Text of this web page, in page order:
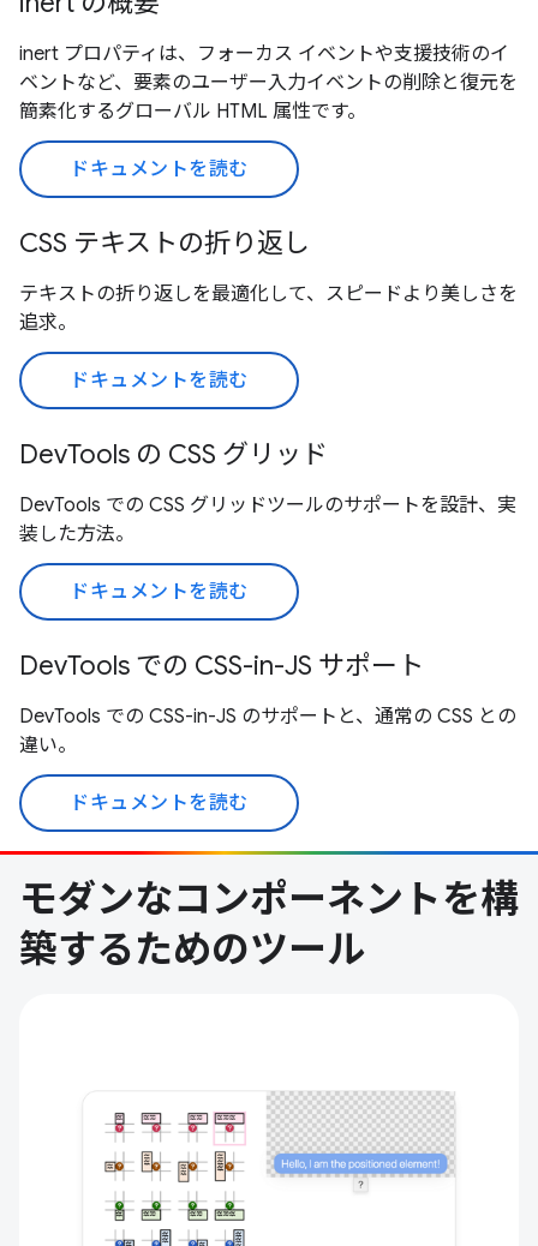
inert プロパティは、フォーカス イベントや支援技術のイ
ベントなど、要素のユーザー入力イベントの削除と復元を
簡素化するグローバル HTML 属性です。
ドキュメントを読む
CSS テキストの折り返し
テキストの折り返しを最適化して、スピードより美しさを
追求。
ドキュメントを読む
DevTools の CSS グリッド
DevTools での CSS グリッドツールのサポートを設計、実
装した方法。
ドキュメントを読む
DevTools での CSS-in-JS サポート
DevTools での CSS-in-JS のサポートと、通常の CSS との
違い。
ドキュメントを読む
モダンなコンポーネントを構
築するためのツール